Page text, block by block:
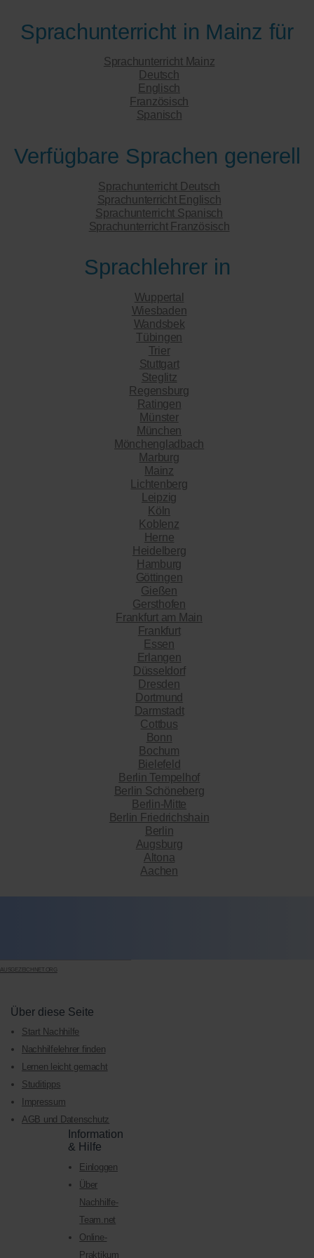
Sprachunterricht in Mainz für
Sprachunterricht Mainz
Deutsch
Englisch
Französisch
Spanisch
Verfügbare Sprachen generell
Sprachunterricht Deutsch
Sprachunterricht Englisch
Sprachunterricht Spanisch
Sprachunterricht Französisch
Sprachlehrer in
Wuppertal
Wiesbaden
Wandsbek
Tübingen
Trier
Stuttgart
Steglitz
Regensburg
Ratingen
Münster
München
Mönchengladbach
Marburg
Mainz
Lichtenberg
Leipzig
Köln
Koblenz
Herne
Heidelberg
Hamburg
Göttingen
Gießen
Gersthofen
Frankfurt am Main
Frankfurt
Essen
Erlangen
Düsseldorf
Dresden
Dortmund
Darmstadt
Cottbus
Bonn
Bochum
Bielefeld
Berlin Tempelhof
Berlin Schöneberg
Berlin-Mitte
Berlin Friedrichshain
Berlin
Augsburg
Altona
Aachen
AUSGEZEICHNET.ORG
Über diese Seite
Start Nachhilfe
Nachhilfelehrer finden
Lernen leicht gemacht
Studitipps
Impressum
AGB und Datenschutz
Information
& Hilfe
Einloggen
Über
Nachhilfe-
Team.net
Online-
Praktikum